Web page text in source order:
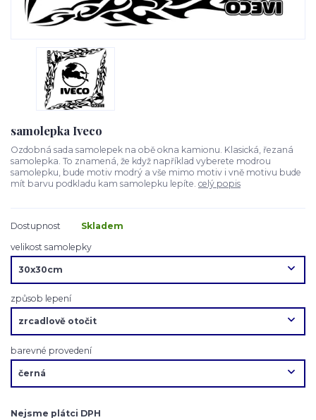
samolepka Iveco
Ozdobná sada samolepek na obě okna kamionu. Klasická, řezaná
samolepka. To znamená, že když například vyberete modrou
samolepku, bude motiv modrý a vše mimo motiv i vně motivu bude
mít barvu podkladu kam samolepku lepíte. celý popis
Dostupnost
Skladem
velikost samolepky
způsob lepení
barevné provedení
Nejsme plátci DPH